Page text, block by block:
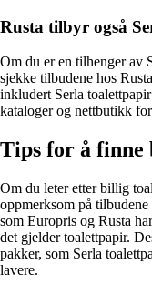
Rusta tilbyr også
Om du er en tilhenger av
sjekke tilbudene hos
inkludert Serla
kataloger og nettbutikk
Tips for å
Om du leter etter billig
oppmerksom på
som Europris og Rusta
det gjelder toalettpapir.
pakker, som Serla
lavere.